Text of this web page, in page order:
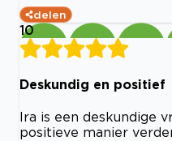
delen
10
Deskundig en positief
Ira is een deskundige
positieve manier